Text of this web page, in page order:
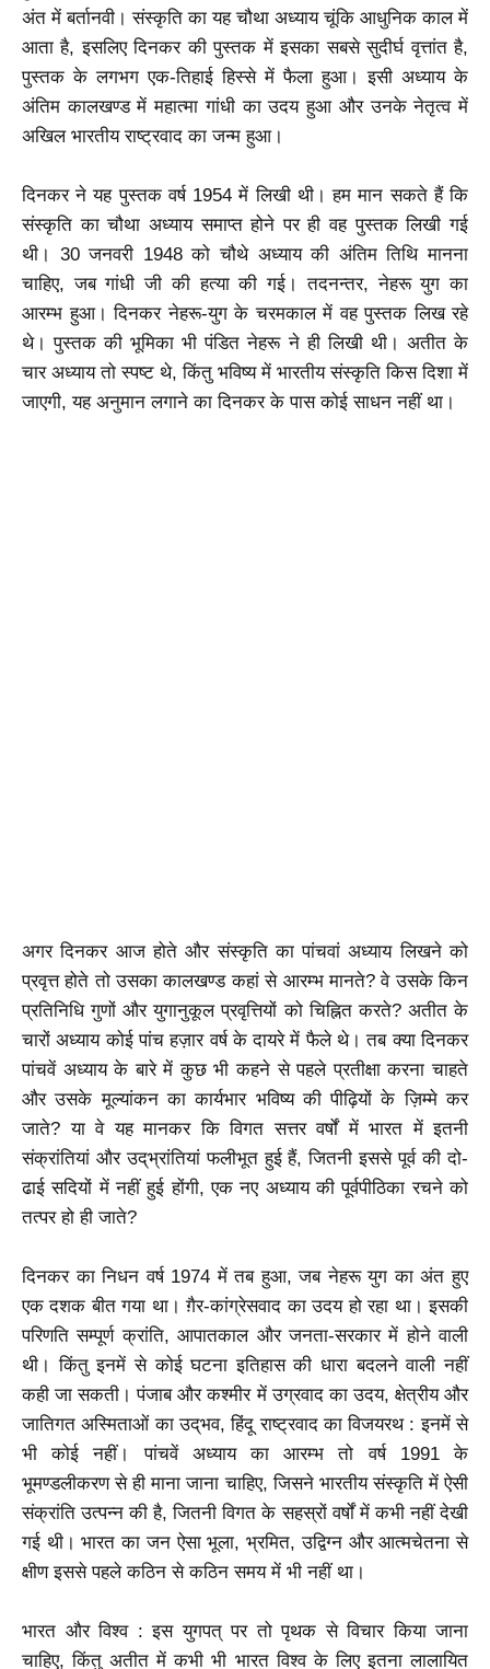
अंत में बर्तानवी। संस्कृति का यह चौथा अध्याय चूंकि आधुनिक काल में
आता है, इसलिए दिनकर की पुस्तक में इसका सबसे सुदीर्घ वृत्तांत है,
पुस्तक के लगभग एक-तिहाई हिस्से में फैला हुआ। इसी अध्याय के
अंतिम कालखण्ड में महात्मा गांधी का उदय हुआ और उनके नेतृत्व में
अखिल भारतीय राष्ट्रवाद का जन्म हुआ।
दिनकर ने यह पुस्तक वर्ष 1954 में लिखी थी। हम मान सकते हैं कि
संस्कृति का चौथा अध्याय समाप्त होने पर ही वह पुस्तक लिखी गई
थी। 30 जनवरी 1948 को चौथे अध्याय की अंतिम तिथि मानना
चाहिए, जब गांधी जी की हत्या की गई। तदनन्तर, नेहरू युग का
आरम्भ हुआ। दिनकर नेहरू-युग के चरमकाल में वह पुस्तक लिख रहे
थे। पुस्तक की भूमिका भी पंडित नेहरू ने ही लिखी थी। अतीत के
चार अध्याय तो स्पष्ट थे, किंतु भविष्य में भारतीय संस्कृति किस दिशा में
जाएगी, यह अनुमान लगाने का दिनकर के पास कोई साधन नहीं था।
अगर दिनकर आज होते और संस्कृति का पांचवां अध्याय लिखने को
प्रवृत्त होते तो उसका कालखण्ड कहां से आरम्भ मानते? वे उसके किन
प्रतिनिधि गुणों और युगानुकूल प्रवृत्तियों को चिह्नित करते? अतीत के
चारों अध्याय कोई पांच हज़ार वर्ष के दायरे में फैले थे। तब क्या दिनकर
पांचवें अध्याय के बारे में कुछ भी कहने से पहले प्रतीक्षा करना चाहते
और उसके मूल्यांकन का कार्यभार भविष्य की पीढ़ियों के ज़िम्मे कर
जाते? या वे यह मानकर कि विगत सत्तर वर्षों में भारत में इतनी
संक्रांतियां और उद्‌भ्रांतियां फलीभूत हुई हैं, जितनी इससे पूर्व की दो-
ढाई सदियों में नहीं हुई होंगी, एक नए अध्याय की पूर्वपीठिका रचने को
तत्पर हो ही जाते?
दिनकर का निधन वर्ष 1974 में तब हुआ, जब नेहरू युग का अंत हुए
एक दशक बीत गया था। ग़ैर-कांग्रेसवाद का उदय हो रहा था। इसकी
परिणति सम्पूर्ण क्रांति, आपातकाल और जनता-सरकार में होने वाली
थी। किंतु इनमें से कोई घटना इतिहास की धारा बदलने वाली नहीं
कही जा सकती। पंजाब और कश्मीर में उग्रवाद का उदय, क्षेत्रीय और
जातिगत अस्मिताओं का उद्‌भव, हिंदू राष्ट्रवाद का विजयरथ : इनमें से
भी कोई नहीं। पांचवें अध्याय का आरम्भ तो वर्ष 1991 के
भूमण्डलीकरण से ही माना जाना चाहिए, जिसने भारतीय संस्कृति में ऐसी
संक्रांति उत्पन्न की है, जितनी विगत के सहस्रों वर्षों में कभी नहीं देखी
गई थी। भारत का जन ऐसा भूला, भ्रमित, उद्विग्न और आत्मचेतना से
क्षीण इससे पहले कठिन से कठिन समय में भी नहीं था।
भारत और विश्व : इस युगपत् पर तो पृथक से विचार किया जाना
चाहिए, किंतु अतीत में कभी भी भारत विश्व के लिए इतना लालायित